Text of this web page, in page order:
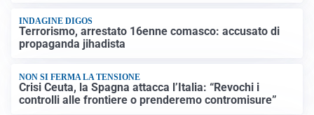
INDAGINE DIGOS
Terrorismo, arrestato 16enne comasco: accusato di
propaganda jihadista
NON SI FERMA LA TENSIONE
Crisi Ceuta, la Spagna attacca l’Italia: “Revochi i
controlli alle frontiere o prenderemo contromisure”